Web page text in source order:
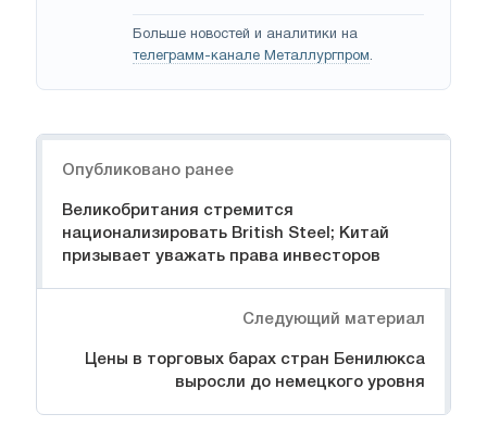
Больше новостей и аналитики на
телеграмм-канале Металлургпром.
Опубликовано ранее
Великобритания стремится
национализировать British Steel; Китай
призывает уважать права инвесторов
Следующий материал
Цены в торговых барах стран Бенилюкса
выросли до немецкого уровня